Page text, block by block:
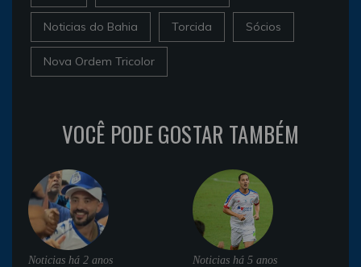
Noticias do Bahia Torcida Sócios
Nova Ordem Tricolor
VOCÊ PODE GOSTAR TAMBÉM
Noticias há 2 anos Noticias há 5 anos